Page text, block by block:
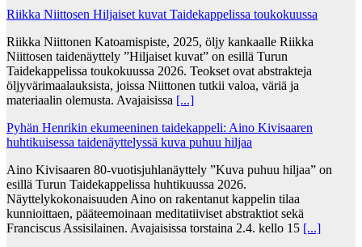
Riikka Niittosen Hiljaiset kuvat Taidekappelissa toukokuussa
Riikka Niittonen Katoamispiste, 2025, öljy kankaalle Riikka
Niittosen taidenäyttely ”Hiljaiset kuvat” on esillä Turun
Taidekappelissa toukokuussa 2026. Teokset ovat abstrakteja
öljyvärimaalauksista, joissa Niittonen tutkii valoa, väriä ja
materiaalin olemusta. Avajaisissa [...]
Pyhän Henrikin ekumeeninen taidekappeli: Aino Kivisaaren
huhtikuisessa taidenäyttelyssä kuva puhuu hiljaa
Aino Kivisaaren 80-vuotisjuhlanäyttely ”Kuva puhuu hiljaa” on
esillä Turun Taidekappelissa huhtikuussa 2026.
Näyttelykokonaisuuden Aino on rakentanut kappelin tilaa
kunnioittaen, pääteemoinaan meditatiiviset abstraktiot sekä
Franciscus Assisilainen. Avajaisissa torstaina 2.4. kello 15 [...]